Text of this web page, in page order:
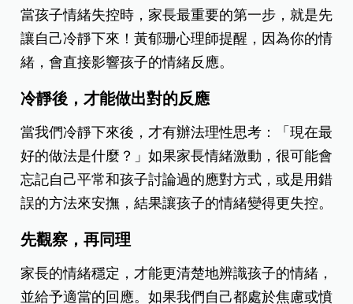
當孩子情緒失控時，家長最重要的第一步，就是先
讓自己冷靜下來！黃郁珊心理師提醒，因為你的情
緒，會直接影響孩子的情緒反應。
冷靜後，才能做出對的反應
當我們冷靜下來後，才有辦法理性思考：「現在最
好的做法是什麼？」如果家長情緒激動，很可能會
忘記自己平常和孩子討論過的應對方式，或是用錯
誤的方法來安撫，結果讓孩子的情緒變得更失控。
先觀察，再同理
家長的情緒穩定，才能更清楚地辨識孩子的情緒，
並給予適當的回應。如果我們自己都處於焦慮或憤